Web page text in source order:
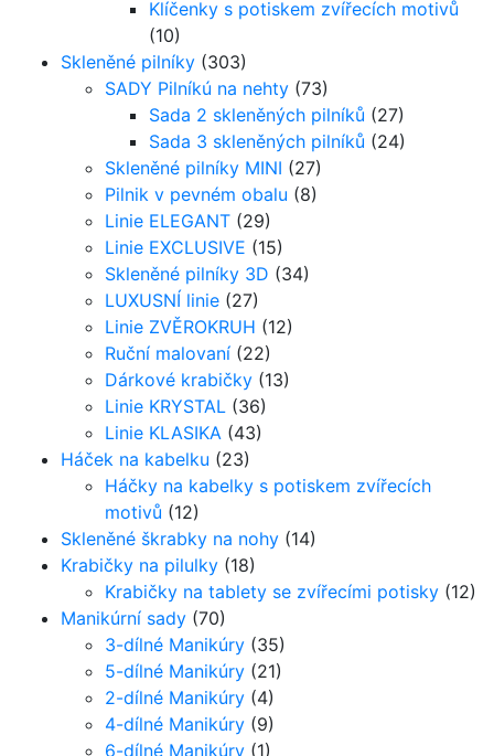
Klíčenky s potiskem zvířecích motivů
(10)
Skleněné pilníky (303)
SADY Pilníkú na nehty (73)
Sada 2 skleněných pilníků (27)
Sada 3 skleněných pilníků (24)
Skleněné pilníky MINI (27)
Pilnik v pevném obalu (8)
Linie ELEGANT (29)
Linie EXCLUSIVE (15)
Skleněné pilníky 3D (34)
LUXUSNÍ linie (27)
Linie ZVĚROKRUH (12)
Ruční malovaní (22)
Dárkové krabičky (13)
Linie KRYSTAL (36)
Linie KLASIKA (43)
Háček na kabelku (23)
Háčky na kabelky s potiskem zvířecích
motivů (12)
Skleněné škrabky na nohy (14)
Krabičky na pilulky (18)
Krabičky na tablety se zvířecími potisky (12)
Manikúrní sady (70)
3-dílné Manikúry (35)
5-dílné Manikúry (21)
2-dílné Manikúry (4)
4-dílné Manikúry (9)
6-dílné Manikúry (1)